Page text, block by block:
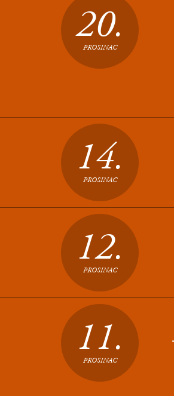
20.
PROSINAC
14.
PROSINAC
12.
PROSINAC
11.
PROSINAC